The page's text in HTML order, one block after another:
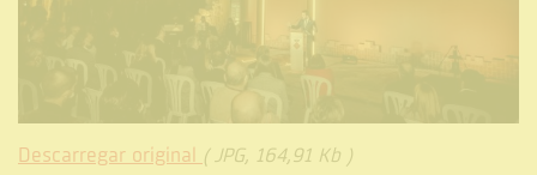
Descarregar original ( JPG, 164,91 Kb )